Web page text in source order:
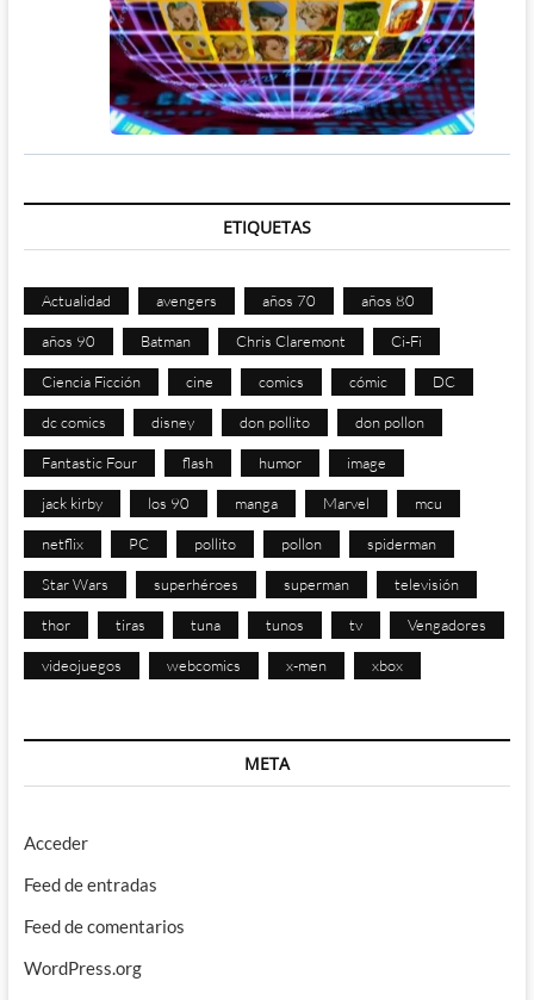
ETIQUETAS
Actualidad avengers años 70 años 80
años 90 Batman Chris Claremont Ci-Fi
Ciencia Ficción cine comics cómic DC
dc comics disney don pollito don pollon
Fantastic Four flash humor image
jack kirby los 90 manga Marvel mcu
netflix PC pollito pollon spiderman
Star Wars superhéroes superman televisión
thor tiras tuna tunos tv Vengadores
videojuegos webcomics x-men xbox
META
Acceder
Feed de entradas
Feed de comentarios
WordPress.org